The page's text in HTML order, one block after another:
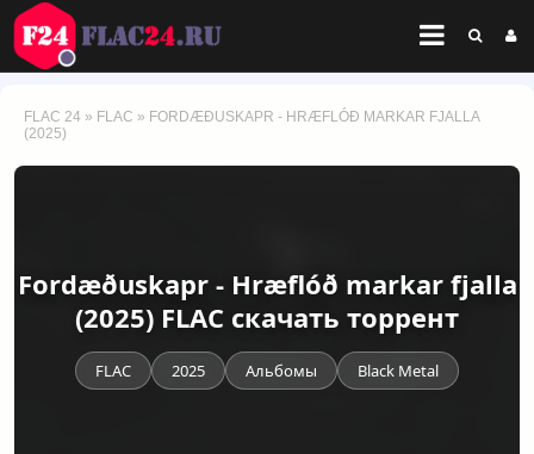
FLAC 24 » FLAC » FORDÆÐUSKAPR - HRÆFLÓÐ MARKAR FJALLA
(2025)
Fordæðuskapr - Hræflóð markar fjalla
(2025) FLAC скачать торрент
FLAC 2025 Альбомы Black Metal